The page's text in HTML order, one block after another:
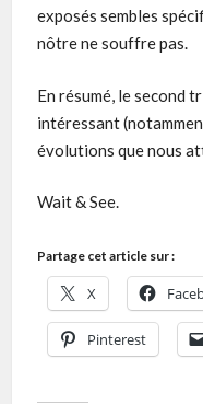
exposés sembles
nôtre ne souffre pas.
En résumé, le second
intéressant
évolutions que nous
Wait & See.
Partage cet article sur :
X
Pinterest